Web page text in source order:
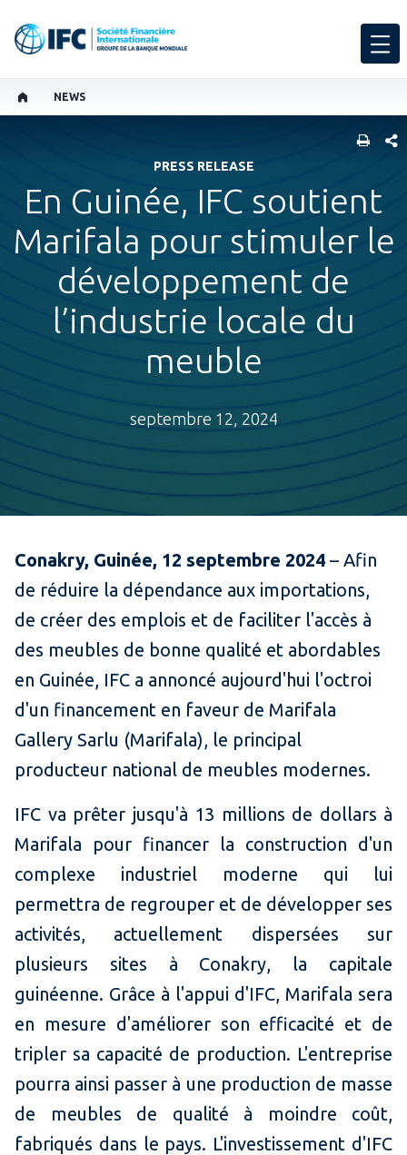
NEWS
PRESS RELEASE
En Guinée, IFC soutient
Marifala pour stimuler le
développement de
l’industrie locale du
meuble
septembre 12, 2024
Conakry, Guinée, 12 septembre 2024 – Afin
de réduire la dépendance aux importations,
de créer des emplois et de faciliter l'accès à
des meubles de bonne qualité et abordables
en Guinée, IFC a annoncé aujourd'hui l'octroi
d'un financement en faveur de Marifala
Gallery Sarlu (Marifala), le principal
producteur national de meubles modernes.
IFC va prêter jusqu'à 13 millions de dollars à
Marifala pour financer la construction d'un
complexe industriel moderne qui lui
permettra de regrouper et de développer ses
activités, actuellement dispersées sur
plusieurs sites à Conakry, la capitale
guinéenne. Grâce à l'appui d'IFC, Marifala sera
en mesure d'améliorer son efficacité et de
tripler sa capacité de production. L'entreprise
pourra ainsi passer à une production de masse
de meubles de qualité à moindre coût,
fabriqués dans le pays. L'investissement d'IFC